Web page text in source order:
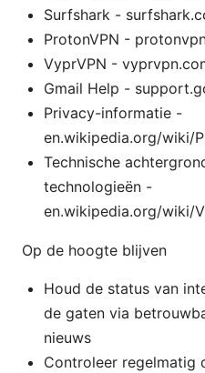
Surfshark -
ProtonVPN -
VyprVPN -
Gmail Help -
Privacy-informatie -
en.wikipedia.org/wiki/
Technische
technologieën -
en.wikipedia.org/wiki/
Op de hoogte blijven
Houd de status van
de gaten via
nieuws
Controleer regelmatig